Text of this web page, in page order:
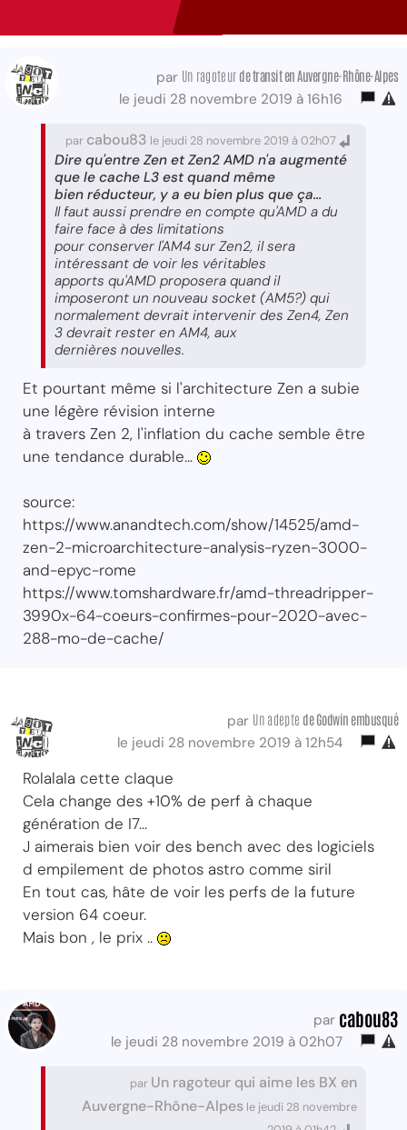
par Un ragoteur de transiten Auvergne-Rhône-Alpes
le jeudi 28 novembre 2019 à 16h16
par cabou83 le jeudi 28 novembre 2019 à 02h07
Dire qu'entre Zen et Zen2 AMD n'a augmenté
que le cache L3 est quand même
bien réducteur, y a eu bien plus que ça...
Il faut aussi prendre en compte qu'AMD a du
faire face à des limitations
pour conserver l'AM4 sur Zen2, il sera
intéressant de voir les véritables
apports qu'AMD proposera quand il
imposeront un nouveau socket (AM5?) qui
normalement devrait intervenir des Zen4, Zen
3 devrait rester en AM4, aux
dernières nouvelles.
Et pourtant même si l'architecture Zen a subie
une légère révision interne
à travers Zen 2, l'inflation du cache semble être
une tendance durable...
source:
https://www.anandtech.com/show/14525/amd-
zen-2-microarchitecture-analysis-ryzen-3000-
and-epyc-rome
https://www.tomshardware.fr/amd-threadripper-
3990x-64-coeurs-confirmes-pour-2020-avec-
288-mo-de-cache/
par Un adepte de Godwin embusqué
le jeudi 28 novembre 2019 à 12h54
Rolalala cette claque
Cela change des +10% de perf à chaque
génération de I7...
J aimerais bien voir des bench avec des logiciels
d empilement de photos astro comme siril
En tout cas, hâte de voir les perfs de la future
version 64 coeur.
Mais bon , le prix ..
par cabou83
le jeudi 28 novembre 2019 à 02h07
par Un ragoteur qui aime les BX en
Auvergne-Rhône-Alpes le jeudi 28 novembre